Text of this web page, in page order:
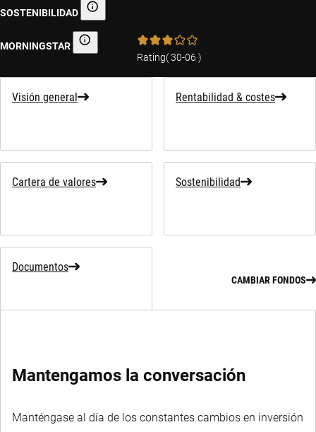
SOSTENIBILIDAD Información sobre sostenibilidad
MORNINGSTAR Morningstar
Rating(30-06 )
Visión general Rentabilidad & costes
Cartera de valores Sostenibilidad
Documentos
CAMBIAR FONDOS
Mantengamos la conversación
Manténgase al día de los constantes cambios en inversión